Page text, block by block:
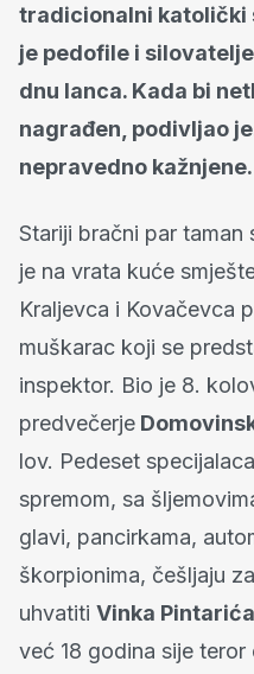
tradicionalni katolički
je pedofile i
dnu lanca. Kada bi
nagrađen, podivljao
nepravedno kažnjene.
Stariji bračni par
je na vrata kuće
Kraljevca i Kovačevca
muškarac koji se
inspektor. Bio je 8.
predvečerje
lov. Pedeset
spremom, sa
glavi, pancirkama,
škorpionima, češljaju
uhvatiti Vinka Pintarića
već 18 godina sije